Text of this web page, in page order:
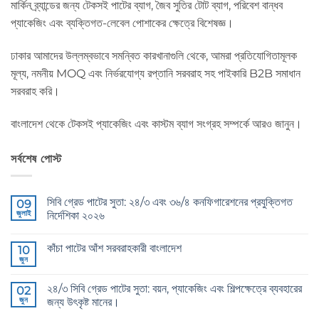
মার্কিন ব্র্যান্ডের জন্য টেকসই পাটের ব্যাগ, জৈব সুতির টোট ব্যাগ, পরিবেশ বান্ধব
প্যাকেজিং এবং ব্যক্তিগত-লেবেল পোশাকের ক্ষেত্রে বিশেষজ্ঞ।
ঢাকার আমাদের উল্লম্বভাবে সমন্বিত কারখানাগুলি থেকে, আমরা প্রতিযোগিতামূলক
মূল্য, নমনীয় MOQ এবং নির্ভরযোগ্য রপ্তানি সরবরাহ সহ পাইকারি B2B সমাধান
সরবরাহ করি।
বাংলাদেশ থেকে টেকসই প্যাকেজিং এবং কাস্টম ব্যাগ সংগ্রহ সম্পর্কে আরও জানুন।
সর্বশেষ পোস্ট
09
জুলাই
সিবি গ্রেড পাটের সুতা: ২৪/৩ এবং ৩৬/৪ কনফিগারেশনের প্রযুক্তিগত
নির্দেশিকা ২০২৬
Jute
2026
Guide
to
নেই
10
জুন
কাঁচা পাটের আঁশ সরবরাহকারী বাংলাদেশ
Fibre
Supplier
Bangladesh
এ
02
জুন
২৪/৩ সিবি গ্রেড পাটের সুতা: বয়ন, প্যাকেজিং এবং শিল্পক্ষেত্রে ব্যবহারের
জন্য উৎকৃষ্ট মানের।